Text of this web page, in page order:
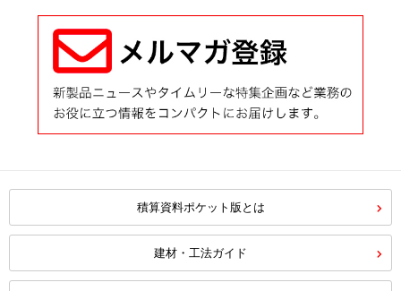
積算資料ポケット版とは
建材・工法ガイド